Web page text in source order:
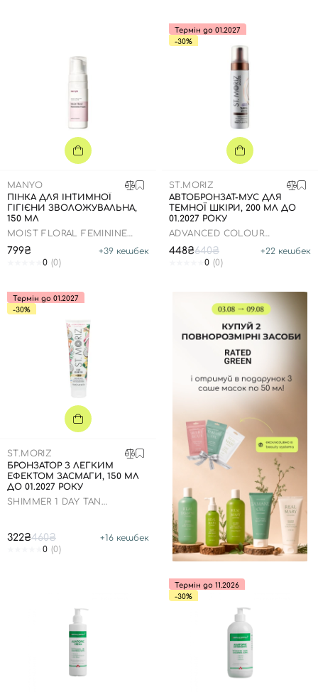
MANYO
ПІНКА ДЛЯ ІНТИМНОЇ
ГІГІЄНИ ЗВОЛОЖУВАЛЬНА,
150 МЛ
MOIST FLORAL FEMININE
799₴ +39 кешбек
0 (0)
Термін до 01.2027
-30%
ST.MORIZ
АВТОБРОНЗАТ-МУС ДЛЯ
ТЕМНОЇ ШКІРИ, 200 МЛ ДО
01.2027 РОКУ
ADVANCED COLOUR
448₴640₴ +22 кешбек
0 (0)
Термін до 01.2027
-30%
ST.MORIZ
БРОНЗАТОР З ЛЕГКИМ
ЕФЕКТОМ ЗАСМАГИ, 150 МЛ
ДО 01.2027 РОКУ
SHIMMER 1 DAY TAN
322₴460₴ +16 кешбек
0 (0)
Термін до 11.2026
-30%